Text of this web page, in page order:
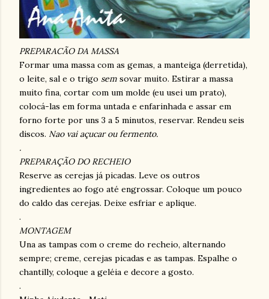
PREPARACÃO DA MASSA
Formar uma massa com as gemas, a manteiga (derretida),
o leite, sal e o trigo sem sovar muito. Estirar a massa
muito fina, cortar com um molde (eu usei um prato),
colocá-las em forma untada e enfarinhada e assar em
forno forte por uns 3 a 5 minutos, reservar. Rendeu seis
discos. Nao vai açucar ou fermento.
.
PREPARAÇÃO DO RECHEIO
Reserve as cerejas já picadas. Leve os outros
ingredientes ao fogo até engrossar. Coloque um pouco
do caldo das cerejas. Deixe esfriar e aplique.
.
MONTAGEM
Una as tampas com o creme do recheio, alternando
sempre; creme, cerejas picadas e as tampas. Espalhe o
chantilly, coloque a geléia e decore a gosto.
.